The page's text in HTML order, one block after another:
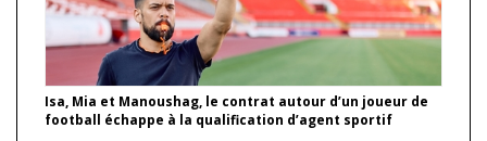
Isa, Mia et Manoushag, le contrat autour d’un joueur de
football échappe à la qualification d’agent sportif